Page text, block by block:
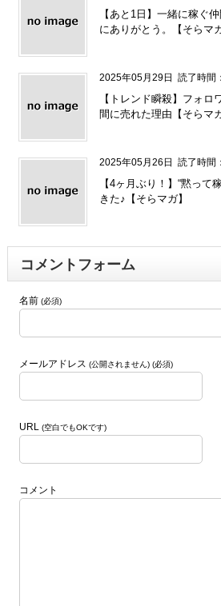
【あと1日】一緒に稼ぐ
にありがとう。【そらマガ
2025年05月29日 読了時間
【トレンド瞬殺】フォ
間に売れた理由【そらマガ
2025年05月26日 読了時間
【4ヶ月ぶり！】“黙って
きた♪【そらマガ】
コメントフォーム
名前 (必須)
メールアドレス (公開されません) (必須)
URL (空白でもOKです)
コメント